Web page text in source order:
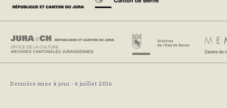
Dernière mise à jour : 4 juillet 2016